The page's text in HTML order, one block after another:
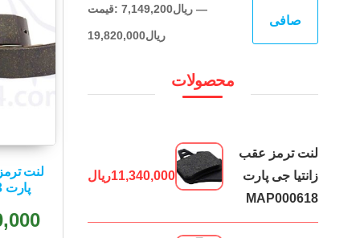
لنت
پارت MAP000573
صافی
قيمت: 7,149,200ریال—
19,820,000ریال
محصولات
لنت ترمز عقب
زانتیا جی پارت
MAP000618
11,340,000ریال